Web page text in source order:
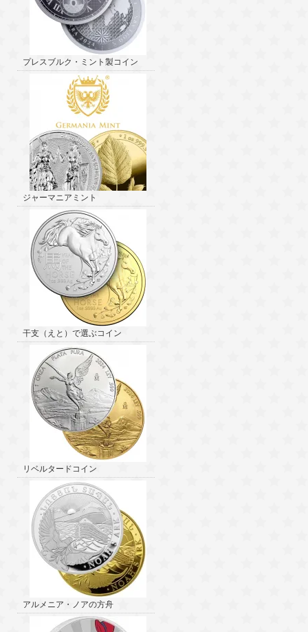
プレスブルク・ミント製コイン
ジャーマニアミント
干支（えと）で選ぶコイン
リベルタードコイン
アルメニア・ノアの方舟